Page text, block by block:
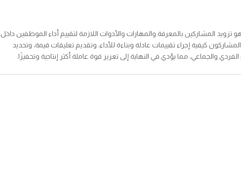
هو تزويد المشاركين بالمعرفة والمهارات والأدوات اللازمة لتقييم أداء الموظفين داخل
كيفية إجراء تقييمات عادلة وبناءة للأداء، وتقديم تعليقات قيمة، وتحديد
والجماعي، مما يؤدي في النهاية إلى تعزيز قوة عاملة أكثر إنتاجية وتحفيزًا.